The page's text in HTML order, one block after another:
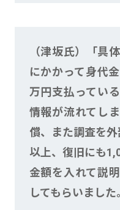
（津坂氏）「具
にかかって身代
万円支払ってい
情報が流れてし
償、また調査を
以上、復旧にも
金額を入れて説
してもらいました